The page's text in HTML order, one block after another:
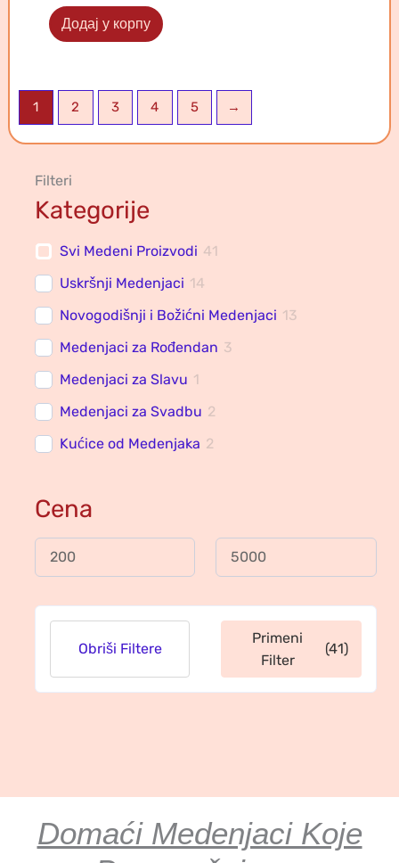
Додај у корпу
1 2 3 4 5 →
Filteri
Kategorije
Svi Medeni Proizvodi 41
Uskršnji Medenjaci 14
Novogodišnji i Božićni Medenjaci 13
Medenjaci za Rođendan 3
Medenjaci za Slavu 1
Medenjaci za Svadbu 2
Kućice od Medenjaka 2
Medenjaci za Noć Veštica
Brendirani Medenjaci sa Logotipom 1
Medenjaci za Godišnjicu 1
Digitalni Pristup 1
Cena
Primeni
Filter
(41)
Obriši Filtere
Domaći Medenjaci Koje